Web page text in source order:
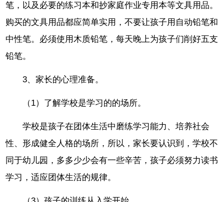
笔，以及必要的练习本和抄家庭作业专用本等文具用品。
购买的文具用品都应简单实用，不要让孩子用自动铅笔和
中性笔。必须使用木质铅笔，每天晚上为孩子们削好五支
铅笔。
3、家长的心理准备。
（1）了解学校是学习的的场所。
学校是孩子在团体生活中磨练学习能力、培养社会
性、形成健全人格的场所，所以，家长要认识到，学校不
同于幼儿园，多多少少会有一些辛苦，孩子必须努力读书
学习，适应团体生活的规律。